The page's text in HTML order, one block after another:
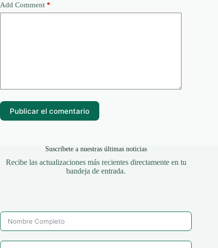
Add Comment *
Publicar el comentario
Suscríbete a nuestras últimas noticias
Recibe las actualizaciones más recientes directamente en tu
bandeja de entrada.